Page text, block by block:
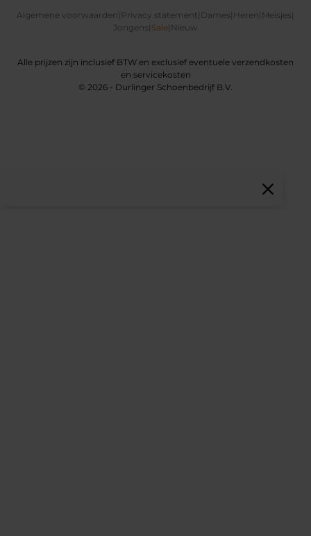
Algemene voorwaarden Privacy statement Dames Heren Meisjes
Jongens Sale Nieuw
Alle prijzen zijn inclusief BTW en exclusief eventuele verzendkosten
en servicekosten
© 2026 - Durlinger Schoenbedrijf B.V.